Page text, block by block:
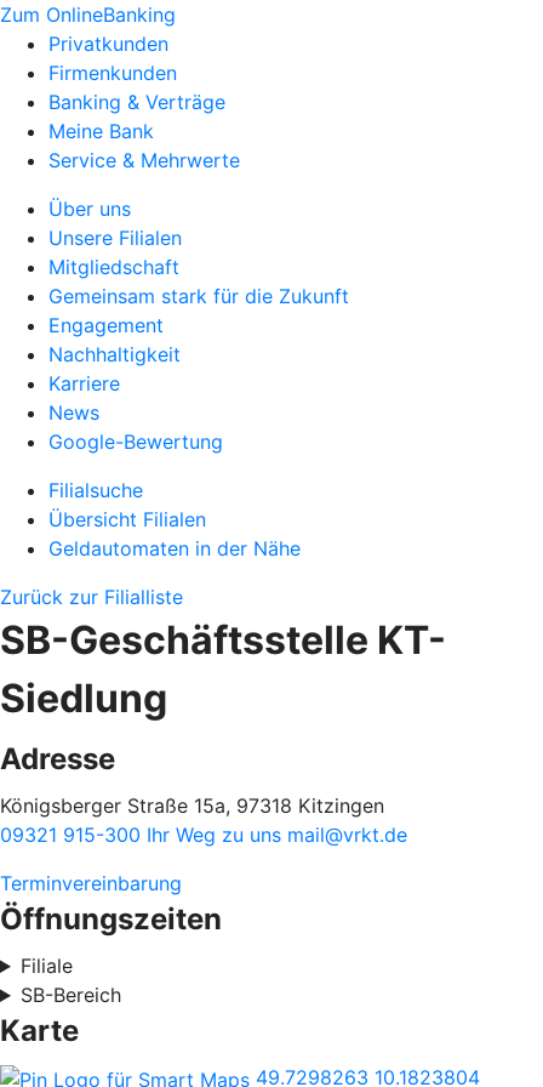
Zum OnlineBanking
Privatkunden
Firmenkunden
Banking & Verträge
Meine Bank
Service & Mehrwerte
Über uns
Unsere Filialen
Mitgliedschaft
Gemeinsam stark für die Zukunft
Engagement
Nachhaltigkeit
Karriere
News
Google-Bewertung
Filialsuche
Übersicht Filialen
Geldautomaten in der Nähe
Zurück zur Filialliste
SB-Geschäftsstelle KT-
Siedlung
Adresse
Königsberger Straße 15a, 97318 Kitzingen
09321 915-300 Ihr Weg zu uns mail@vrkt.de
Terminvereinbarung
Öffnungszeiten
Filiale
SB-Bereich
Karte
49.7298263 10.1823804